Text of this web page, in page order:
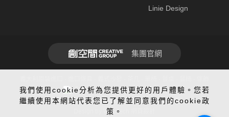
我們使用cookie分析為您提供更好的用戶體驗。您若
繼續使用本網站代表您已了解並同意我們的cookie政
策。
Linie Design
集團官網
全球先進SSL 256bit傳輸加密機制
建議使用Chrome、Firefox、Safari最新版本瀏覽
Design by WebTech